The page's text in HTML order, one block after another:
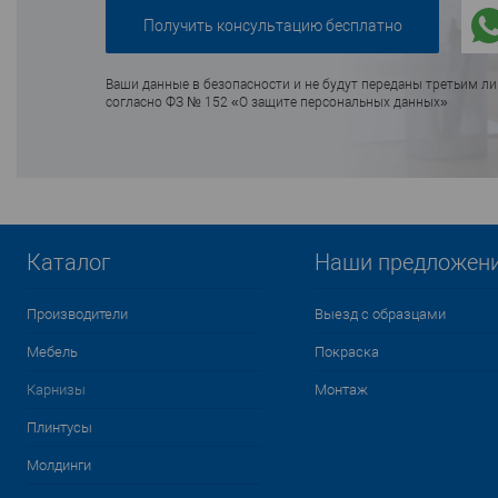
Ваши данные в безопасности и не будут переданы третьим
согласно ФЗ № 152 «О защите персональных данных»
Каталог
Производители
Мебель
Карнизы
Плинтусы
Молдинги
Наши
Выезд с образцами
Покраска
Монтаж